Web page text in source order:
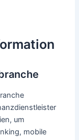
um
mobile